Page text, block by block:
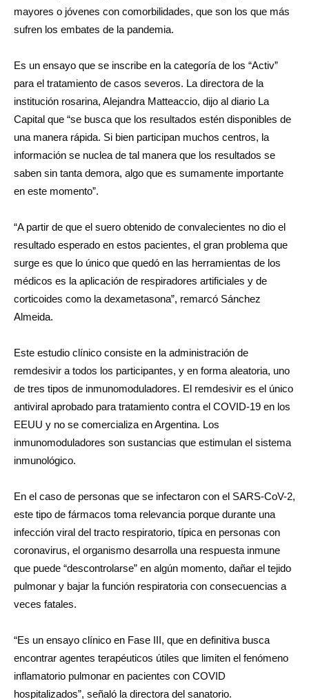
mayores o jóvenes con comorbilidades, que son los que más
sufren los embates de la pandemia.
Es un ensayo que se inscribe en la categoría de los “Activ”
para el tratamiento de casos severos. La directora de la
institución rosarina, Alejandra Matteaccio, dijo al diario La
Capital que “se busca que los resultados estén disponibles de
una manera rápida. Si bien participan muchos centros, la
información se nuclea de tal manera que los resultados se
saben sin tanta demora, algo que es sumamente importante
en este momento”.
“A partir de que el suero obtenido de convalecientes no dio el
resultado esperado en estos pacientes, el gran problema que
surge es que lo único que quedó en las herramientas de los
médicos es la aplicación de respiradores artificiales y de
corticoides como la dexametasona”, remarcó Sánchez
Almeida.
Este estudio clínico consiste en la administración de
remdesivir a todos los participantes, y en forma aleatoria, uno
de tres tipos de inmunomoduladores. El remdesivir es el único
antiviral aprobado para tratamiento contra el COVID-19 en los
EEUU y no se comercializa en Argentina. Los
inmunomoduladores son sustancias que estimulan el sistema
inmunológico.
En el caso de personas que se infectaron con el SARS-CoV-2,
este tipo de fármacos toma relevancia porque durante una
infección viral del tracto respiratorio, típica en personas con
coronavirus, el organismo desarrolla una respuesta inmune
que puede “descontrolarse” en algún momento, dañar el tejido
pulmonar y bajar la función respiratoria con consecuencias a
veces fatales.
“Es un ensayo clínico en Fase III, que en definitiva busca
encontrar agentes terapéuticos útiles que limiten el fenómeno
inflamatorio pulmonar en pacientes con COVID
hospitalizados”, señaló la directora del sanatorio.